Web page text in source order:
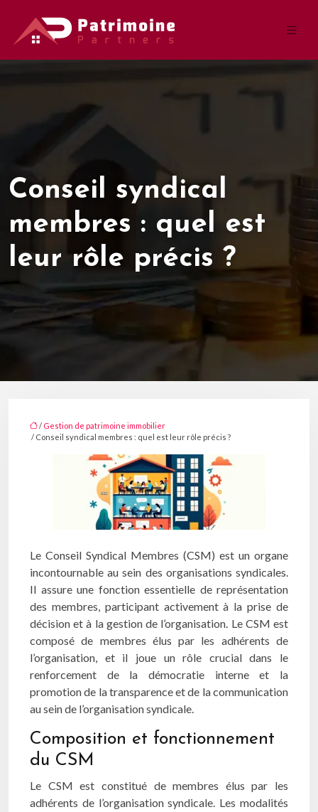
Conseil syndical
membres : quel est
leur rôle précis ?
/ Gestion de patrimoine immobilier
/ Conseil syndical membres : quel est leur rôle précis ?
Le Conseil Syndical Membres (CSM) est un organe
incontournable au sein des organisations syndicales.
Il assure une fonction essentielle de représentation
des membres, participant activement à la prise de
décision et à la gestion de l’organisation. Le CSM est
composé de membres élus par les adhérents de
l’organisation, et il joue un rôle crucial dans le
renforcement de la démocratie interne et la
promotion de la transparence et de la communication
au sein de l’organisation syndicale.
Composition et fonctionnement
du CSM
Le CSM est constitué de membres élus par les
adhérents de l’organisation syndicale. Les modalités